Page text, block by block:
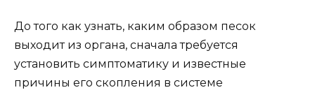
До того как узнать, каким образом песок
выходит из органа, сначала требуется
установить симптоматику и известные
причины его скопления в системе